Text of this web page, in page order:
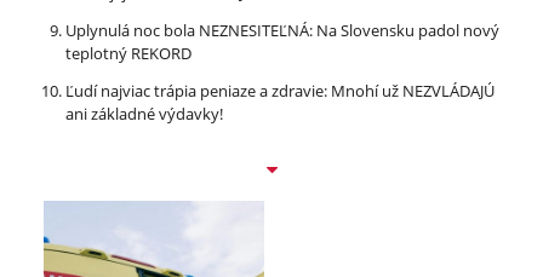
Uplynulá noc bola NEZNESITEĽNÁ: Na Slovensku padol nový
teplotný REKORD
Ľudí najviac trápia peniaze a zdravie: Mnohí už NEZVLÁDAJÚ
ani základné výdavky!